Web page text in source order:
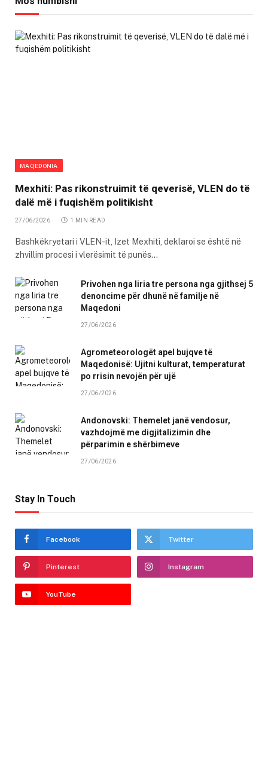
MAQEDONIA
Mexhiti: Pas rikonstruimit të qeverisë, VLEN do të
dalë më i fuqishëm politikisht
27/06/2026 1 MIN READ
Bashkëkryetari i VLEN-it, Izet Mexhiti, deklaroi se është në
zhvillim procesi i vlerësimit të punës…
Privohen nga liria tre persona nga gjithsej 5
denoncime për dhunë në familje në
Maqedoni
27/06/2026
Agrometeorologët apel bujqve të
Maqedonisë: Ujitni kulturat, temperaturat
po rrisin nevojën për ujë
27/06/2026
Andonovski: Themelet janë vendosur,
vazhdojmë me digjitalizimin dhe
përparimin e shërbimeve
27/06/2026
Stay In Touch
Facebook Twitter
Pinterest Instagram
YouTube